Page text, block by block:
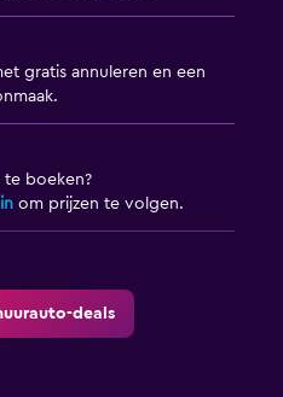
gratis annuleren en een
te boeken?
om prijzen te volgen.
deals